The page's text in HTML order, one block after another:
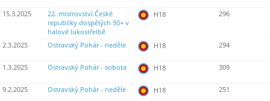
15.3.2025
22. mistrovství České
republiky dospělých 50+ v
halové lukostřelbě
H18 296
2.3.2025 Ostravský Pohár - neděle H18 294
1.3.2025 Ostravský Pohár - sobota H18 309
9.2.2025 Ostravský Pohár - neděle H18 251